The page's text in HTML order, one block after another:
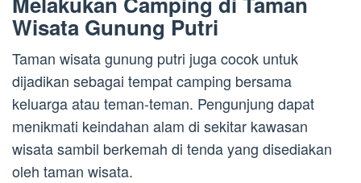
Wisata Gunung Putri
Taman wisata gunung putri juga cocok untuk
dijadikan sebagai tempat camping bersama
keluarga atau teman-teman. Pengunjung dapat
menikmati keindahan alam di sekitar kawasan
wisata sambil berkemah di tenda yang disediakan
oleh taman wisata.